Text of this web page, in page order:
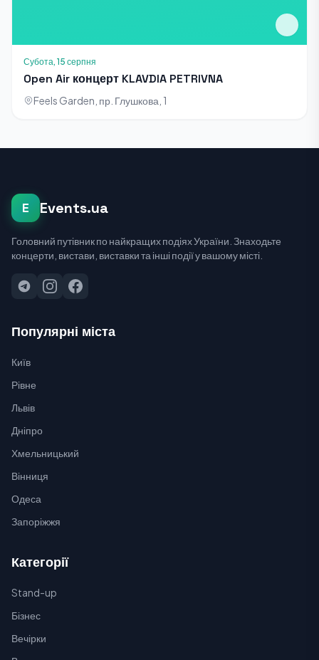
Субота, 15 серпня
Open Air концерт KLAVDIA PETRIVNA
Feels Garden, пр. Глушкова, 1
E Events.ua
Головний путівник по найкращих подіях України. Знаходьте
концерти, вистави, виставки та інші події у вашому місті.
Популярні міста
Київ
Рівне
Львів
Дніпро
Хмельницький
Вінниця
Одеса
Запоріжжя
Категорії
Stand-up
Бізнес
Вечірки